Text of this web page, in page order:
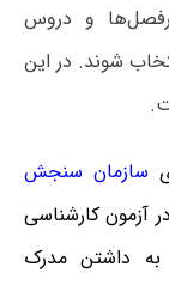
و دروس
شوند. در این
سازمان سنجش
آزمون کارشناسی
به داشتن مدرک